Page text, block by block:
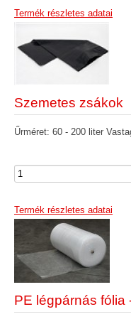
Termék részletes adatai
Szemetes zsákok
Űrméret: 60 - 200 liter
Termék részletes adatai
PE légpárnás fólia